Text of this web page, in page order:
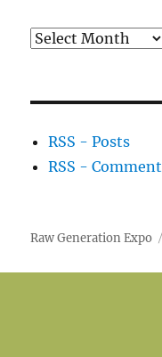
Arhivă
RSS - Posts
RSS -
Raw Generation Expo